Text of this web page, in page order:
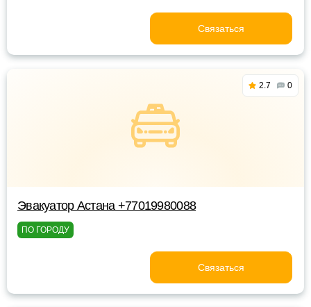
Связаться
2.7 0
Эвакуатор Астана +77019980088
ПО ГОРОДУ
Связаться